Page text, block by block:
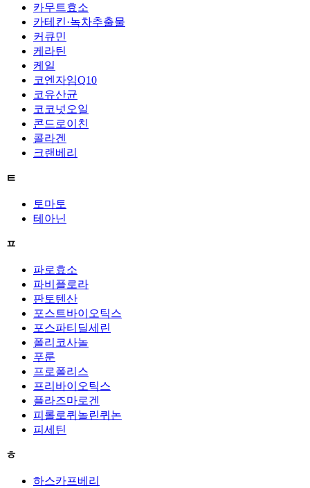
카무트효소
카테킨·녹차추출물
커큐민
케라틴
케일
코엔자임Q10
코유산균
코코넛오일
콘드로이친
콜라겐
크랜베리
ㅌ
토마토
테아닌
ㅍ
파로효소
파비플로라
판토텐산
포스트바이오틱스
포스파티딜세린
폴리코사놀
푸룬
프로폴리스
프리바이오틱스
플라즈마로겐
피롤로퀴놀린퀴논
피세틴
ㅎ
하스카프베리